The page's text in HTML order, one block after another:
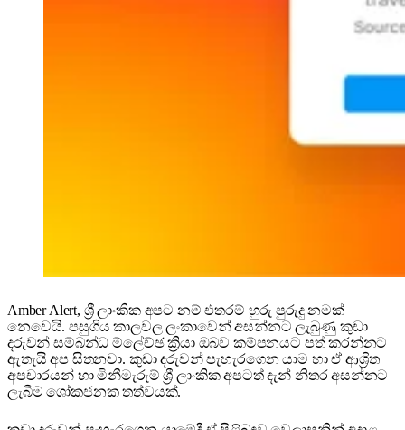
Amber Alert, ශ්‍රී ලාංකික අපට නම් එතරම් හුරු පුරුදු නමක්
නෙවෙයි. පසුගිය කාලවල ලංකාවෙන් අසන්නට ලැබුණු කුඩා
දරුවන් සම්බන්ධ ම්ලේච්ඡ ක්‍රියා ඔබව කම්පනයට පත් කරන්නට
ඇතැයි අප සිතනවා. කුඩා දරුවන් පැහැරගෙන යාම හා ඒ ආශ්‍රිත
අපචාරයන් හා මිනීමැරුම් ශ්‍රී ලාංකික අපටත් දැන් නිතර අසන්නට
ලැබීම ශෝකජනක තත්වයක්.